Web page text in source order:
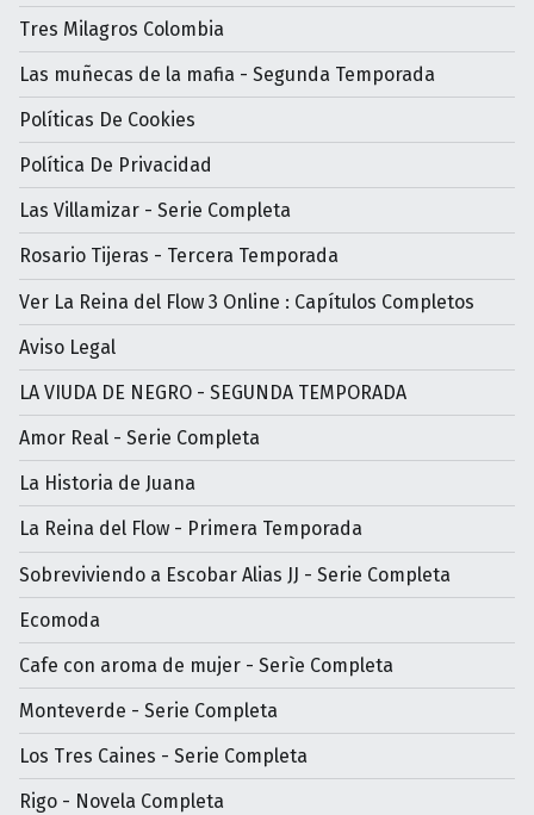
Tres Milagros Colombia
Las muñecas de la mafia - Segunda Temporada
Políticas De Cookies
Política De Privacidad
Las Villamizar - Serie Completa
Rosario Tijeras - Tercera Temporada
Ver La Reina del Flow 3 Online : Capítulos Completos
Aviso Legal
LA VIUDA DE NEGRO - SEGUNDA TEMPORADA
Amor Real - Serie Completa
La Historia de Juana
La Reina del Flow - Primera Temporada
Sobreviviendo a Escobar Alias JJ - Serie Completa
Ecomoda
Cafe con aroma de mujer - Serìe Completa
Monteverde - Serie Completa
Los Tres Caines - Serie Completa
Rigo - Novela Completa